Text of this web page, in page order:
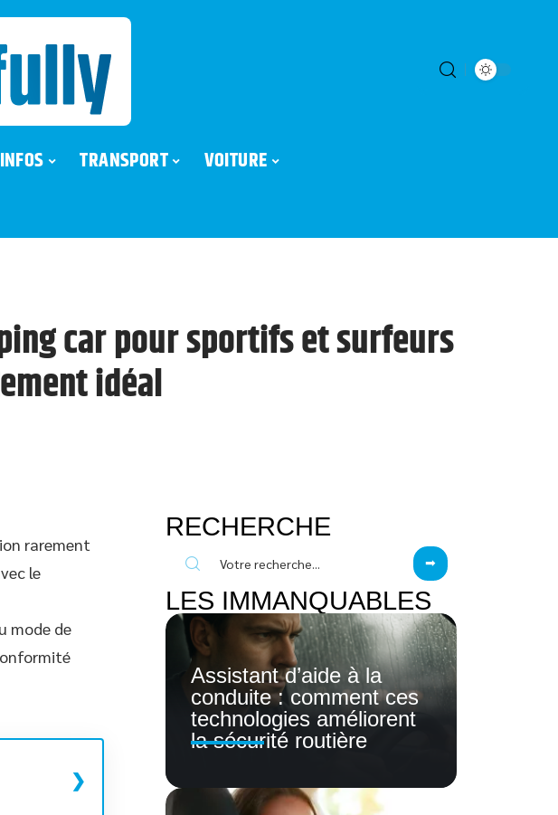
INFOS TRANSPORT VOITURE
car pour sportifs et surfeurs
idéal
rarement
le
mode de
RECHERCHE
LES IMMANQUABLES
Assistant d’aide à la
conduite : comment ces
technologies améliorent
la sécurité routière